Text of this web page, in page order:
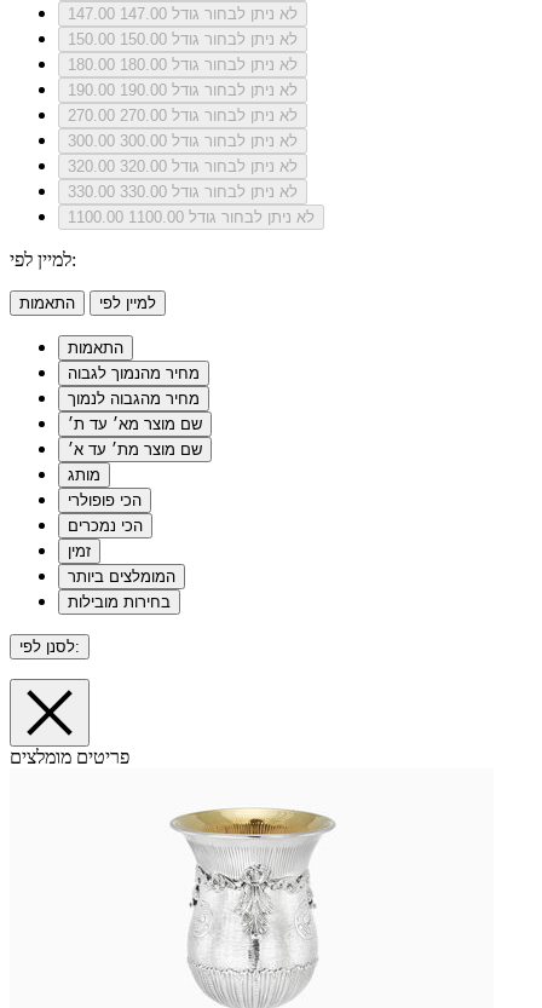
147.00
לא ניתן לבחור גודל 147.00
150.00
לא ניתן לבחור גודל 150.00
180.00
לא ניתן לבחור גודל 180.00
190.00
לא ניתן לבחור גודל 190.00
270.00
לא ניתן לבחור גודל 270.00
300.00
לא ניתן לבחור גודל 300.00
320.00
לא ניתן לבחור גודל 320.00
330.00
לא ניתן לבחור גודל 330.00
1100.00
לא ניתן לבחור גודל 1100.00
למיין לפי:
התאמות למיין לפי
התאמות
מחיר מהנמוך לגבוה
מחיר מהגבוה לנמוך
שם מוצר מא׳ עד ת׳
שם מוצר מת׳ עד א׳
מותג
הכי פופולרי
הכי נמכרים
זמין
המומלצים ביותר
בחירות מובילות
לסנן לפי:
פריטים מומלצים